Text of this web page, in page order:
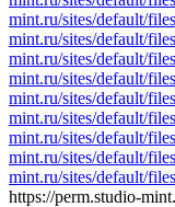
mint.ru/sites/default/
mint.ru/sites/default/
mint.ru/sites/default/
mint.ru/sites/default/
mint.ru/sites/default/
mint.ru/sites/default/
mint.ru/sites/default/
mint.ru/sites/default/
mint.ru/sites/default/
https://perm.studio-